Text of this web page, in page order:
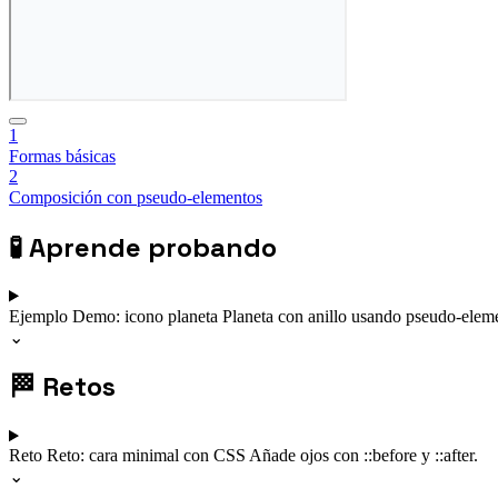
1
Formas básicas
2
Composición con pseudo-elementos
🧪Aprende probando
Ejemplo Demo: icono planeta Planeta con anillo usando pseudo-
⌄
🏁 Retos
Reto Reto: cara minimal con CSS Añade ojos con ::before y ::after.
⌄